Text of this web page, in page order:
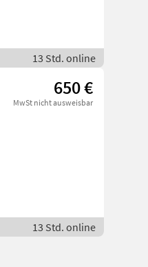
13 Std. online
650 €
MwSt nicht ausweisbar
13 Std. online